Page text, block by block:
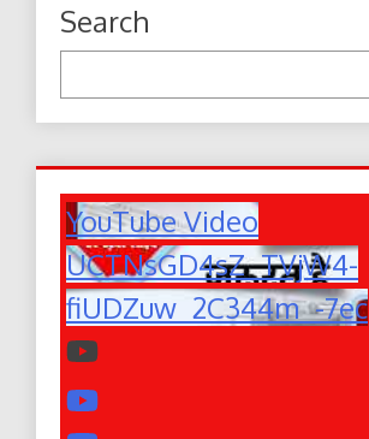
Search
YouTube Video
UCTNsGD4sZ_TVjW4-
fiUDZuw_2C344m_-7ec